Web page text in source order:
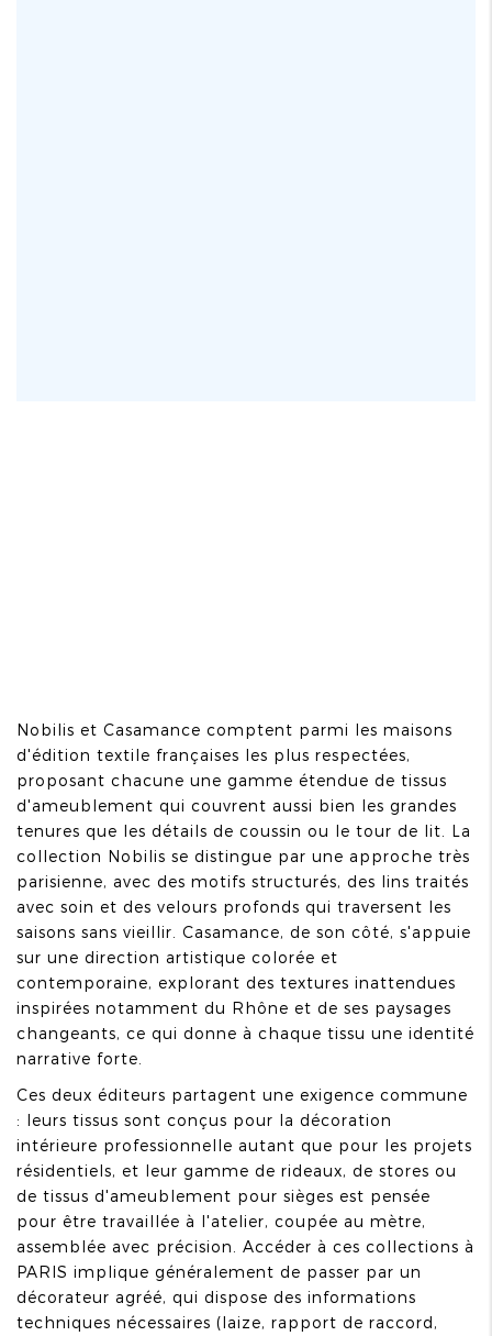
Nobilis et Casamance comptent parmi les maisons
d'édition textile françaises les plus respectées,
proposant chacune une gamme étendue de tissus
d'ameublement qui couvrent aussi bien les grandes
tenures que les détails de coussin ou le tour de lit. La
collection Nobilis se distingue par une approche très
parisienne, avec des motifs structurés, des lins traités
avec soin et des velours profonds qui traversent les
saisons sans vieillir. Casamance, de son côté, s'appuie
sur une direction artistique colorée et
contemporaine, explorant des textures inattendues
inspirées notamment du Rhône et de ses paysages
changeants, ce qui donne à chaque tissu une identité
narrative forte.
Ces deux éditeurs partagent une exigence commune
: leurs tissus sont conçus pour la décoration
intérieure professionnelle autant que pour les projets
résidentiels, et leur gamme de rideaux, de stores ou
de tissus d'ameublement pour sièges est pensée
pour être travaillée à l'atelier, coupée au mètre,
assemblée avec précision. Accéder à ces collections à
PARIS implique généralement de passer par un
décorateur agréé, qui dispose des informations
techniques nécessaires (laize, rapport de raccord,